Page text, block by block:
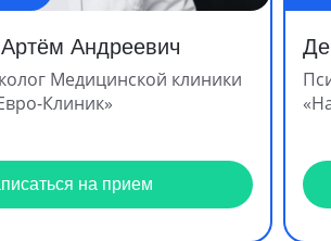
Андреевич
Медицинской клиники
Клиник»
на прием